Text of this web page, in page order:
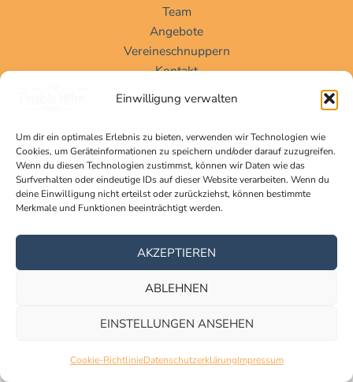
Einwilligung verwalten
Um dir ein optimales Erlebnis zu bieten, verwenden wir Technologien wie
Cookies, um Geräteinformationen zu speichern und/oder darauf zuzugreifen.
Wenn du diesen Technologien zustimmst, können wir Daten wie das
Surfverhalten oder eindeutige IDs auf dieser Website verarbeiten. Wenn du
deine Einwilligung nicht erteilst oder zurückziehst, können bestimmte
Merkmale und Funktionen beeinträchtigt werden.
AKZEPTIEREN
ABLEHNEN
EINSTELLUNGEN ANSEHEN
Cookie-RichtlinieDatenschutzerklärungImpressum
Team
Angebote
Vereineschnuppern
Kontakt
DATENSCHUTZ|IMPRESSUM
Copyright © 2026 | ARGE Flexible Hilfen Murau